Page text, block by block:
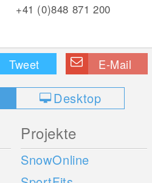
+41 (0)848 871 200
Tweet E-Mail
Desktop
Projekte
SnowOnline